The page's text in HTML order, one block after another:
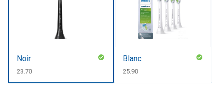
Noir
CHF
23.70
Blanc
CHF
25.90